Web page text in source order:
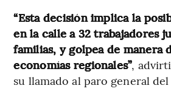
“Esta decisión implica la
en la calle a 32 trabajadores
familias, y golpea de manera
economías regionales”,
su llamado al paro general